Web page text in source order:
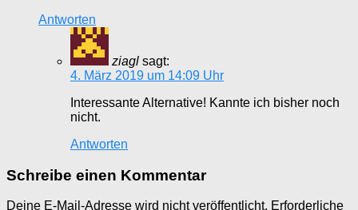
Antworten
ziagl sagt:
4. März 2019 um 14:09 Uhr
Interessante Alternative! Kannte ich bisher noch
nicht.
Antworten
Schreibe einen Kommentar
Deine E-Mail-Adresse wird nicht veröffentlicht. Erforderliche